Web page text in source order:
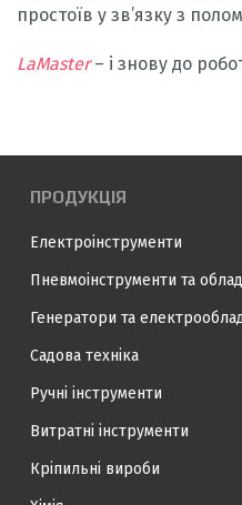
простоїв у зв’язку з
LaMaster– і знову до
ПРОДУКЦІЯ
Електроінструменти
Пневмоінструменти та
Генератори та
Садова техніка
Ручні інструменти
Витратні інструменти
Кріпильні вироби